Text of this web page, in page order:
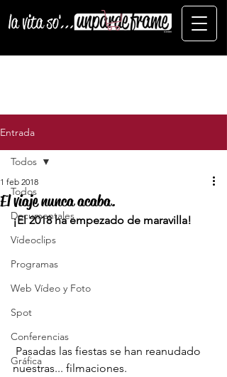
Entrada
Todos
Documentales
Vídeoclips
Programas
Web Vídeo y Foto
Spot
Conferencias
Gráfica
Todos
El viaje nunca acaba.
1 feb 2018
¡El 2018 ha empezado de maravilla!
nuestras... filmaciones.